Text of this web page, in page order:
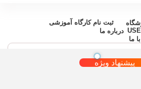
ثبت نام کارگاه آموزشی
درباره ما
ما
پیشنهاد ویژه